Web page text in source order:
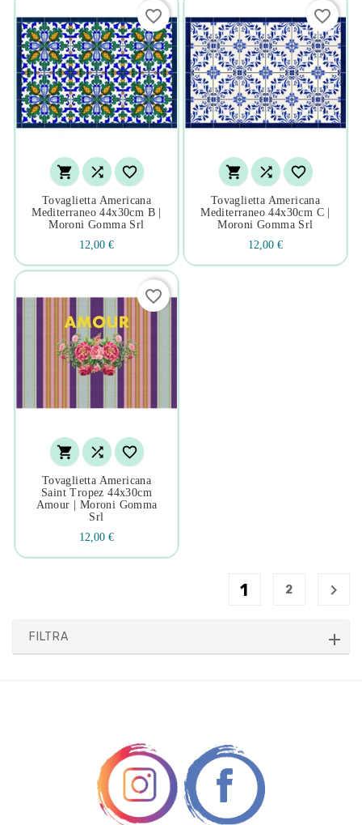
  
Tovaglietta Americana
Mediterraneo 44x30cm B |
Moroni Gomma Srl
12,00 €
favorite_border
  
Tovaglietta Americana
Mediterraneo 44x30cm C |
Moroni Gomma Srl
12,00 €
favorite_border
  
Tovaglietta Americana
Saint Tropez 44x30cm
Amour | Moroni Gomma
Srl
12,00 €
favorite_border
1 2 
FILTRA